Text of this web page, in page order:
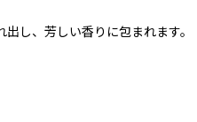
し、芳しい香りに包まれます。